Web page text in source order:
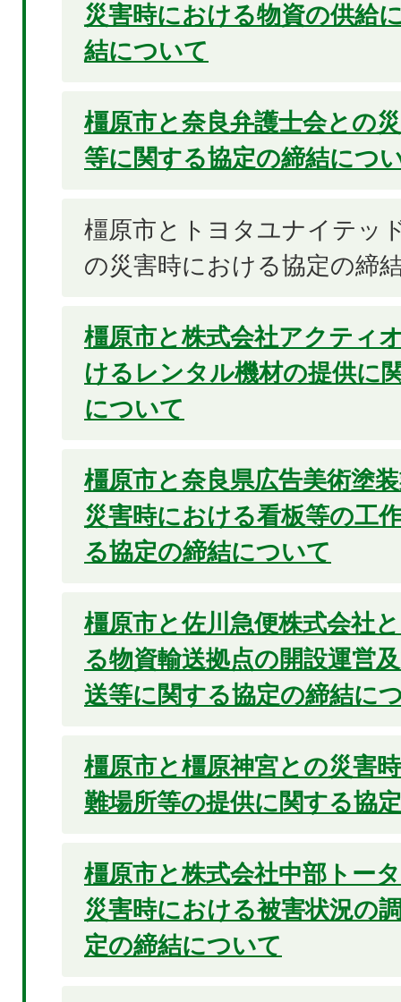
災害時における物資の供給
結について
橿原市と奈良弁護士会との
等に関する協定の締結につ
橿原市とトヨタユナイテッ
の災害時における協定の締
橿原市と株式会社アクティ
けるレンタル機材の提供に
について
橿原市と奈良県広告美術塗
災害時における看板等の工
る協定の締結について
橿原市と佐川急便株式会社
る物資輸送拠点の開設運営
送等に関する協定の締結に
橿原市と橿原神宮との災害
難場所等の提供に関する協
橿原市と株式会社中部トー
災害時における被害状況の
定の締結について